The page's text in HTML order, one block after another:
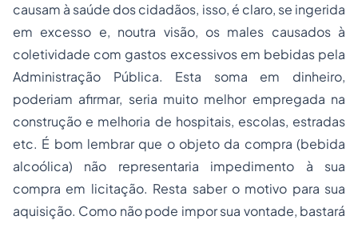
causam à saúde dos cidadãos, isso, é claro, se ingerida
em excesso e, noutra visão, os males causados à
coletividade com gastos excessivos em bebidas pela
Administração Pública. Esta soma em dinheiro,
poderiam afirmar, seria muito melhor empregada na
construção e melhoria de hospitais, escolas, estradas
etc. É bom lembrar que o objeto da compra (bebida
alcoólica) não representaria impedimento à sua
compra em licitação. Resta saber o motivo para sua
aquisição. Como não pode impor sua vontade, bastará